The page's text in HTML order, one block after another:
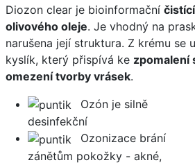
Diozon clear je bioinformační
olivového oleje. Je vhodný na
narušena její struktura. Z krému se
kyslík, který přispívá ke zpomalení
omezení tvorby vrásek.
Ozón je silně
desinfekční
Ozonizace brání
zánětům pokožky - akné,